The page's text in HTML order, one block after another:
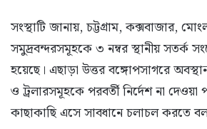
সংস্থাটি জানায়, চট্টগ্রাম, কক্সবাজার,
সমুদ্রবন্দরসমূহকে ৩ নম্বর স্থানীয় সতর্ক
হয়েছে। এছাড়া উত্তর বঙ্গোপসাগরে
ও ট্রলারসমূহকে পরবর্তী নির্দেশ না দেওয়া
কাছাকাছি এসে সাবধানে চলাচল করতে